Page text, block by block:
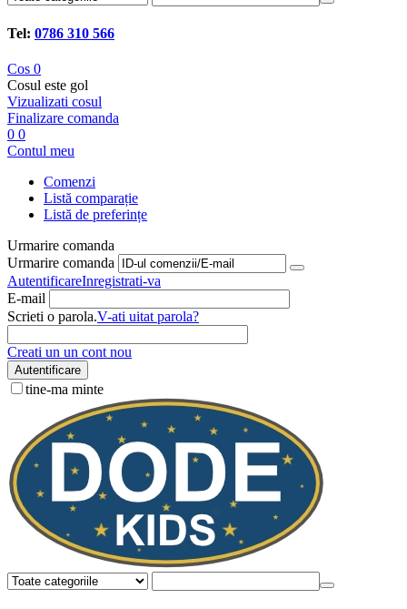
Tel: 0786 310 566
Cos 0
Cosul este gol
Vizualizati cosul
Finalizare comanda
0 0
Contul meu
Comenzi
Listă comparație
Listă de preferințe
Urmarire comanda
Urmarire comanda
AutentificareInregistrati-va
E-mail
Scrieti o parola.V-ati uitat parola?
Creati un un cont nou
Autentificare
tine-ma minte